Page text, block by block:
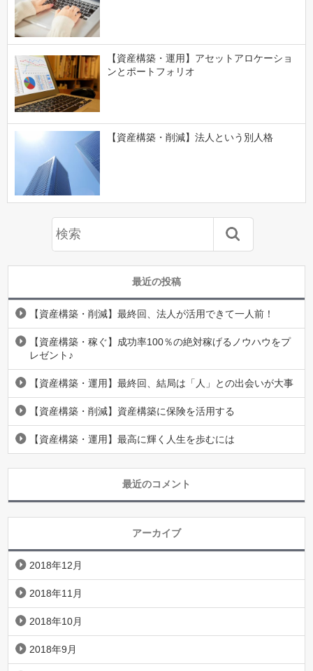
【資産構築・運用】アセットアロケーショ
ンとポートフォリオ
【資産構築・削減】法人という別人格
最近の投稿
【資産構築・削減】最終回、法人が活用できて一人前！
【資産構築・稼ぐ】成功率100％の絶対稼げるノウハウをプ
レゼント♪
【資産構築・運用】最終回、結局は「人」との出会いが大事
【資産構築・削減】資産構築に保険を活用する
【資産構築・運用】最高に輝く人生を歩むには
最近のコメント
アーカイブ
2018年12月
2018年11月
2018年10月
2018年9月